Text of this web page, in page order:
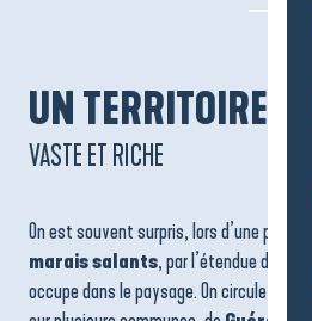
UN TERRITOIRE
VASTE ET RICHE
On est souvent surpris, lors d’une
marais salants, par l’étendue de ce
occupe dans le paysage. On circule